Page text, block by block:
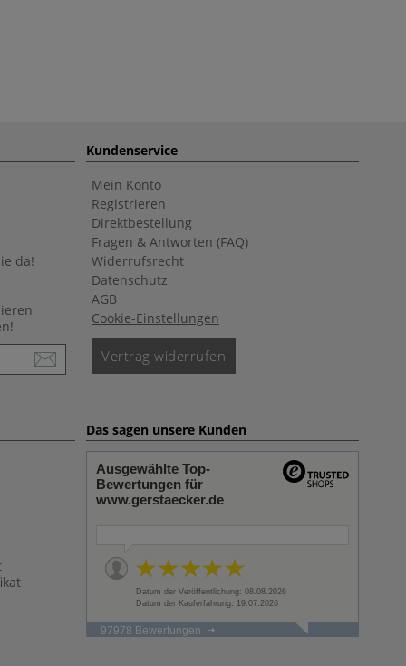
da!
Kundenservice
Mein Konto
Registrieren
Direktbestellung
Fragen & Antworten (FAQ)
Widerrufsrecht
Datenschutz
AGB
Cookie-Einstellungen
Vertrag widerrufen
Das sagen unsere Kunden
Ausgewählte Top-
Bewertungen für
www.gerstaecker.de
Datum der Veröffentlichung: 08.08.2026
Datum der Kauferfahrung: 19.07.2026
97978 Bewertungen